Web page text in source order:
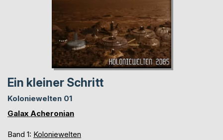
Ein kleiner Schritt
Koloniewelten 01
Galax Acheronian
Band 1: Koloniewelten